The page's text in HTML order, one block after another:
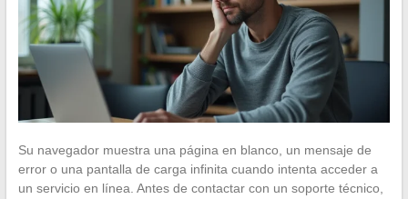
Su navegador muestra una página en blanco, un mensaje de
error o una pantalla de carga infinita cuando intenta acceder a
un servicio en línea. Antes de contactar con un soporte técnico,